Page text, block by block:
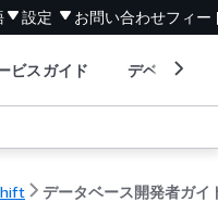
設定 お問い合わせフィー
ビスガイド デベロッパ
データベース開発者ガイ